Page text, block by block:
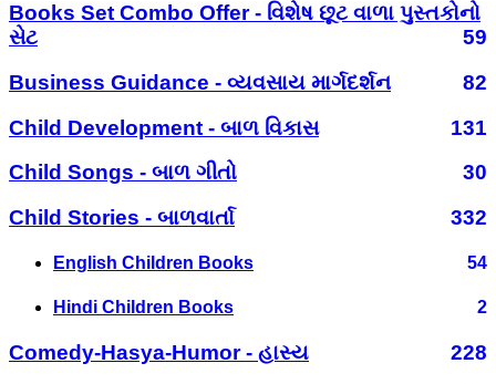
Books Set Combo Offer - વિશેષ છૂટ વાળા પુસ્તકોનો
સેટ
59
Business Guidance - વ્યવસાય માર્ગદર્શન
82
Child Development - બાળ વિકાસ
131
Child Songs - બાળ ગીતો
30
Child Stories - બાળવાર્તા
332
English Children Books 54
Hindi Children Books 2
Comedy-Hasya-Humor - હાસ્ય
228